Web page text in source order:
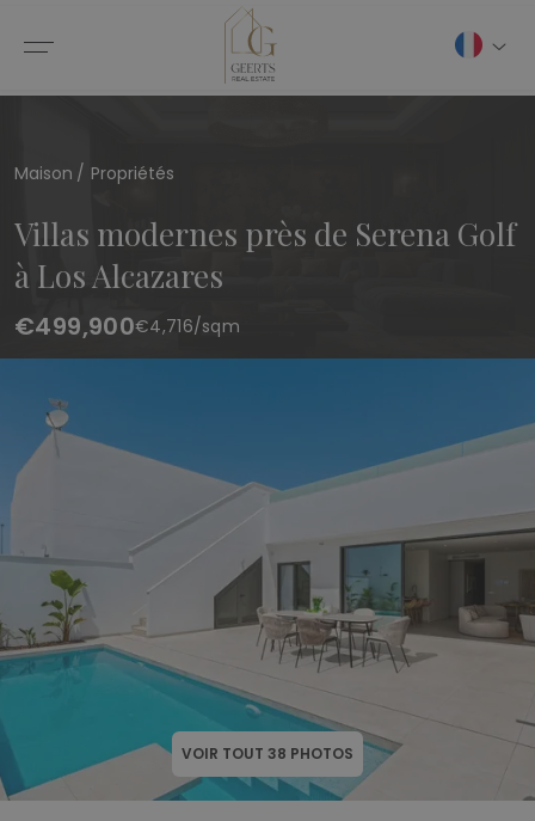
Maison Propriétés
Villas modernes près de Serena Golf
à Los Alcazares
€499,900€4,716/sqm
VOIR TOUT 38 PHOTOS